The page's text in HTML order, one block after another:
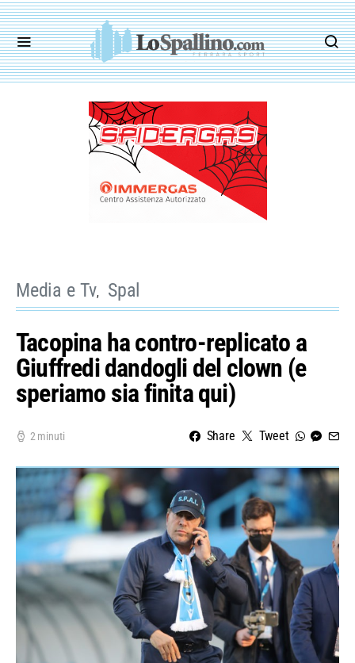
Media e Tv Spal
Tacopina ha contro-replicato a
Giuffredi dandogli del clown (e
speriamo sia finita qui)
2 minuti Share Tweet